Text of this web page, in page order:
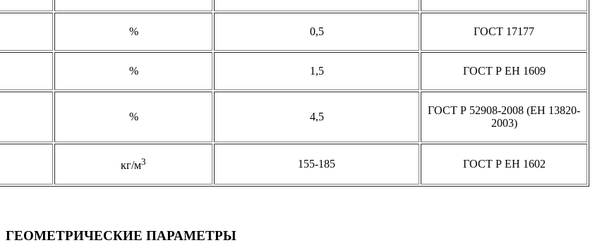
% 0,5 ГОСТ 17177
% 1,5 ГОСТ Р ЕН 1609
% 4,5
ГОСТ Р 52908-2008 (ЕН 13820-
2003)
кг/м3 155-185 ГОСТ Р ЕН 1602
ГЕОМЕТРИЧЕСКИЕ ПАРАМЕТРЫ